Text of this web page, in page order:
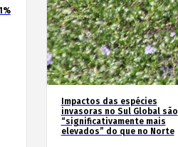
Impactos das espécies
invasoras no Sul Global são
“significativamente mais
elevados” do que no Norte